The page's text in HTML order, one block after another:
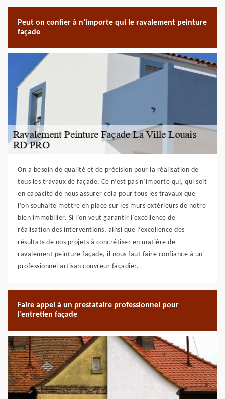
Peut on confier à n’importe qui le ravalement peinture
façade
On a besoin de qualité et de précision pour la réalisation de
tous les travaux de façade. Ce n’est pas n’importe qui, qui soit
en capacité de nous assurer cela pour tous les travaux que
l’on souhaite mettre en place sur les murs extérieurs de notre
bien immobilier. Si l’on veut garantir l’excellence de
réalisation des interventions, ainsi que l’excellence des
résultats de nos projets à concrétiser en matière de
ravalement peinture façade, il nous faut faire confiance à un
professionnel artisan couvreur façadier.
Faire appel à un prestataire professionnel pour
l’entretien façade